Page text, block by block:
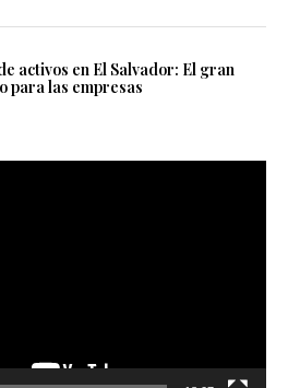
en El Salvador: El gran
para las empresas